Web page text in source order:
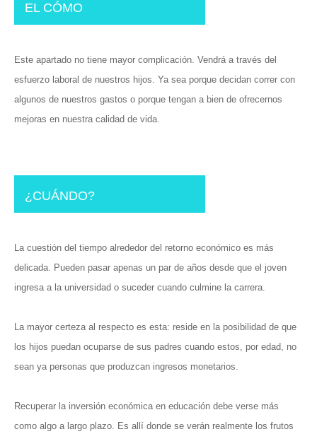
EL CÓMO
Este apartado no tiene mayor complicación. Vendrá a través del
esfuerzo laboral de nuestros hijos. Ya sea porque decidan correr con
algunos de nuestros gastos o porque tengan a bien de ofrecernos
mejoras en nuestra calidad de vida.
¿CUÁNDO?
La cuestión del tiempo alrededor del retorno económico es más
delicada. Pueden pasar apenas un par de años desde que el joven
ingresa a la universidad o suceder cuando culmine la carrera.
La mayor certeza al respecto es esta: reside en la posibilidad de que
los hijos puedan ocuparse de sus padres cuando estos, por edad, no
sean ya personas que produzcan ingresos monetarios.
Recuperar la inversión económica en educación debe verse más
como algo a largo plazo. Es allí donde se verán realmente los frutos